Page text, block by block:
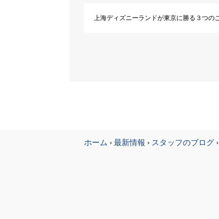
上海ディズニーランドが東京に勝る３つの
ホーム › 最新情報 › スタッフのブログ ›